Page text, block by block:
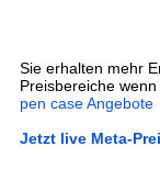
Sie erhalten mehr
Preisbereiche
pen case Angebote
Jetzt live Meta-